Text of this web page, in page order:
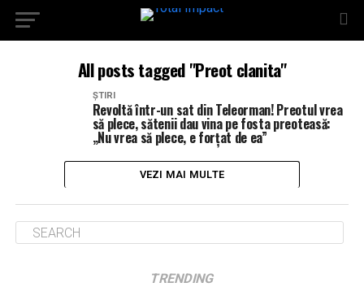
All posts tagged "Preot clanita"
ȘTIRI
Revoltă într-un sat din Teleorman! Preotul vrea
să plece, sătenii dau vina pe fosta preoteasă:
„Nu vrea să plece, e forțat de ea”
VEZI MAI MULTE
TRENDING